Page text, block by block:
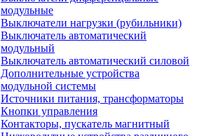
модульные
Выключатели нагрузки (рубильники)
Выключатель автоматический
модульный
Выключатель автоматический силовой
Дополнительные устройства
модульной системы
Источники питания, трансформаторы
Кнопки управления
Контакторы, пускатель магнитный